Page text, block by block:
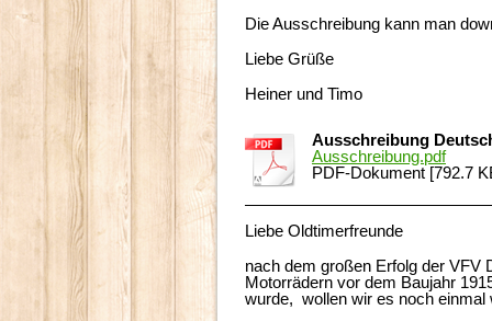
Die Ausschreibung kann man
Liebe Grüße
Heiner und Timo
Ausschreibung
Ausschreibung.pdf
PDF-Dokument [792.7
Liebe
nach dem großen Erfolg der VFV
Motorrädern vor dem Baujahr
wurde, wollen wir es noch einmal